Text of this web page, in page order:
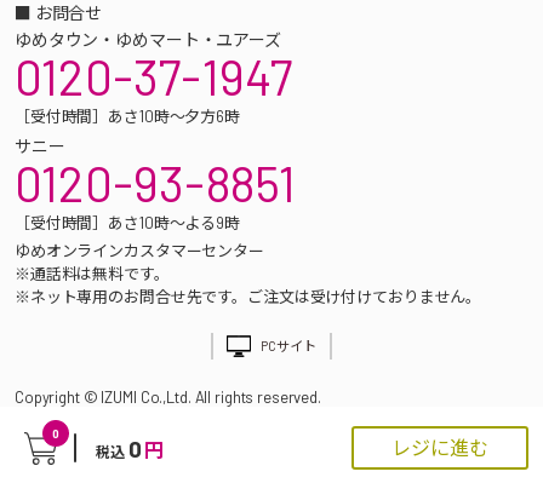
0
税込 0 円 レジに進む
■ お問合せ
ゆめタウン・ゆめマート・ユアーズ
0120-37-1947
［受付時間］あさ10時～夕方6時
サニー
0120-93-8851
［受付時間］あさ10時～よる9時
ゆめオンラインカスタマーセンター
※通話料は無料です。
※ネット専用のお問合せ先です。ご注文は受け付けておりません。
PCサイト
Copyright © IZUMI Co.,Ltd. All rights reserved.